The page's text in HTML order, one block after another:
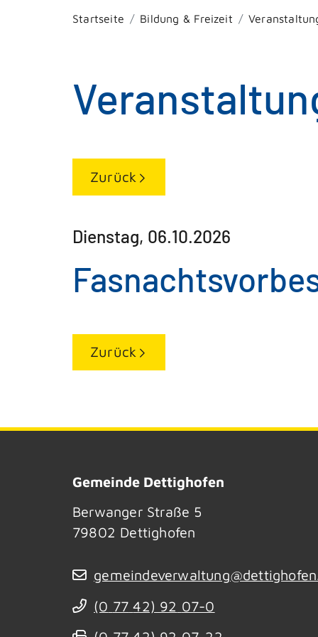
Startseite Bildung & Freizeit
Zurück
Dienstag, 06.10.2026
Zurück
Gemeinde Dettighofen
Berwanger Straße 5
79802 Dettighofen
(0 77 42) 92 07-0